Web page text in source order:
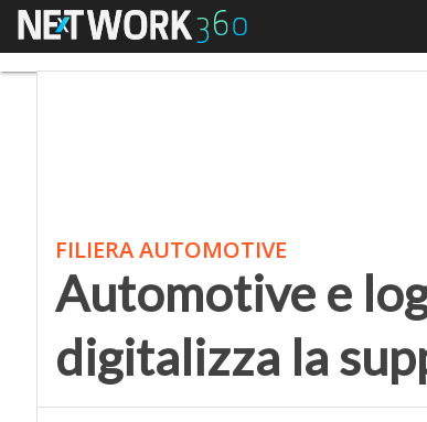
Menu
FILIERA AUTOMOTIVE
Automotive e
digitalizza la